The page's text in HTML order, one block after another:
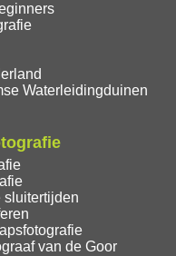
Waterleidingduinen
sluitertijden
van de Goor